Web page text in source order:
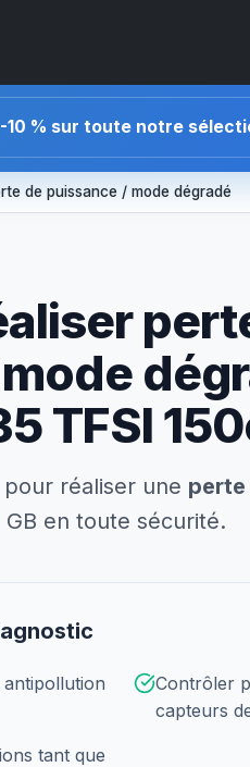
% sur toute notre
de puissance / mode dégradé
TFSI
réaliser une perte
GB en toute sécurité.
Contrôler
capteurs
tant que